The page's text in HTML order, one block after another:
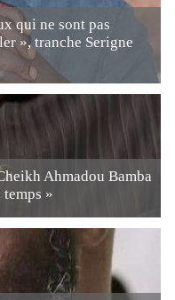
qui ne sont pas
», tranche Serigne
Ahmadou Bamba
»